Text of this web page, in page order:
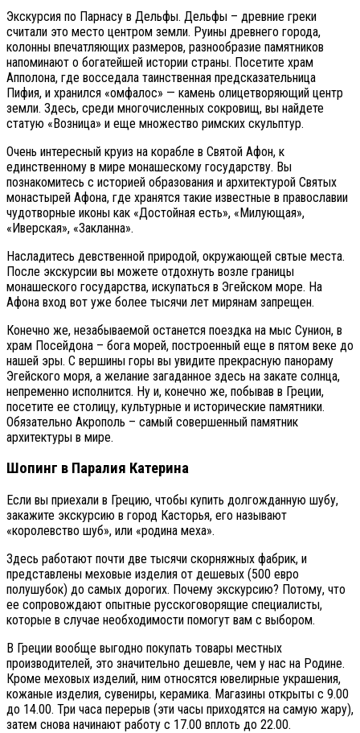
Экскурсия по Парнасу в Дельфы. Дельфы – древние греки
считали это место центром земли. Руины древнего города,
колонны впечатляющих размеров, разнообразие памятников
напоминают о богатейшей истории страны. Посетите храм
Апполона, где восседала таинственная предсказательница
Пифия, и хранился «омфалос» — камень олицетворяющий центр
земли. Здесь, среди многочисленных сокровищ, вы найдете
статую «Возница» и еще множество римских скульптур.
Очень интересный круиз на корабле в Святой Афон, к
единственному в мире монашескому государству. Вы
познакомитесь с историей образования и архитектурой Святых
монастырей Афона, где хранятся такие известные в православии
чудотворные иконы как «Достойная есть», «Милующая»,
«Иверская», «Закланна».
Насладитесь девственной природой, окружающей свтые места.
После экскурсии вы можете отдохнуть возле границы
монашеского государства, искупаться в Эгейском море. На
Афона вход вот уже более тысячи лет мирянам запрещен.
Конечно же, незабываемой останется поездка на мыс Сунион, в
храм Посейдона – бога морей, построенный еще в пятом веке до
нашей эры. С вершины горы вы увидите прекрасную панораму
Эгейского моря, а желание загаданное здесь на закате солнца,
непременно исполнится. Ну и, конечно же, побывав в Греции,
посетите ее столицу, культурные и исторические памятники.
Обязательно Акрополь – самый совершенный памятник
архитектуры в мире.
Шопинг в Паралия Катерина
Если вы приехали в Грецию, чтобы купить долгожданную шубу,
закажите экскурсию в город Касторья, его называют
«королевство шуб», или «родина меха».
Здесь работают почти две тысячи скорняжных фабрик, и
представлены меховые изделия от дешевых (500 евро
полушубок) до самых дорогих. Почему экскурсию? Потому, что
ее сопровождают опытные русскоговорящие специалисты,
которые в случае необходимости помогут вам с выбором.
В Греции вообще выгодно покупать товары местных
производителей, это значительно дешевле, чем у нас на Родине.
Кроме меховых изделий, ним относятся ювелирные украшения,
кожаные изделия, сувениры, керамика. Магазины открыты с 9.00
до 14.00. Три часа перерыв (эти часы приходятся на самую жару),
затем снова начинают работу с 17.00 вплоть до 22.00.